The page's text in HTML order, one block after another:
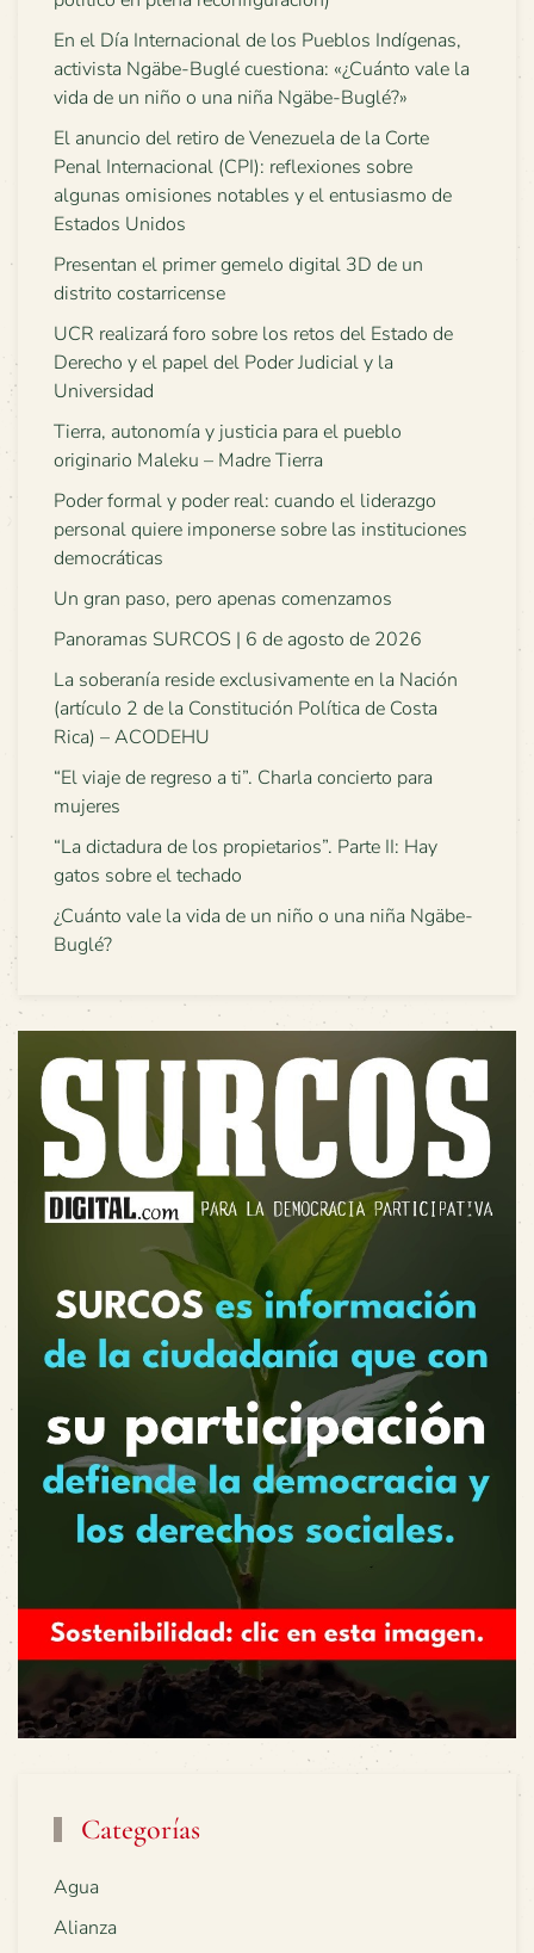
En el Día Internacional de los Pueblos Indígenas,
activista Ngäbe-Buglé cuestiona: «¿Cuánto vale la
vida de un niño o una niña Ngäbe-Buglé?»
El anuncio del retiro de Venezuela de la Corte
Penal Internacional (CPI): reflexiones sobre
algunas omisiones notables y el entusiasmo de
Estados Unidos
Presentan el primer gemelo digital 3D de un
distrito costarricense
UCR realizará foro sobre los retos del Estado de
Derecho y el papel del Poder Judicial y la
Universidad
Tierra, autonomía y justicia para el pueblo
originario Maleku – Madre Tierra
Poder formal y poder real: cuando el liderazgo
personal quiere imponerse sobre las instituciones
democráticas
Un gran paso, pero apenas comenzamos
Panoramas SURCOS | 6 de agosto de 2026
La soberanía reside exclusivamente en la Nación
(artículo 2 de la Constitución Política de Costa
Rica) – ACODEHU
“El viaje de regreso a ti”. Charla concierto para
mujeres
“La dictadura de los propietarios”. Parte II: Hay
gatos sobre el techado
¿Cuánto vale la vida de un niño o una niña Ngäbe-
Buglé?
Categorías
Agua
Alianza